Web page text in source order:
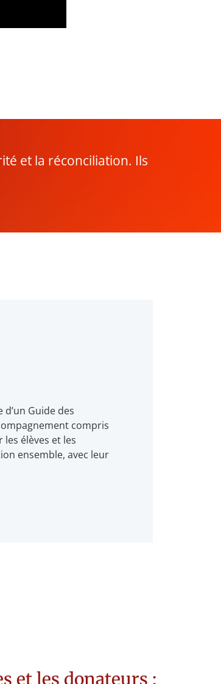
et la réconciliation. Ils
Guide des
compris
élèves et les
ensemble, avec leur
et les donateurs :